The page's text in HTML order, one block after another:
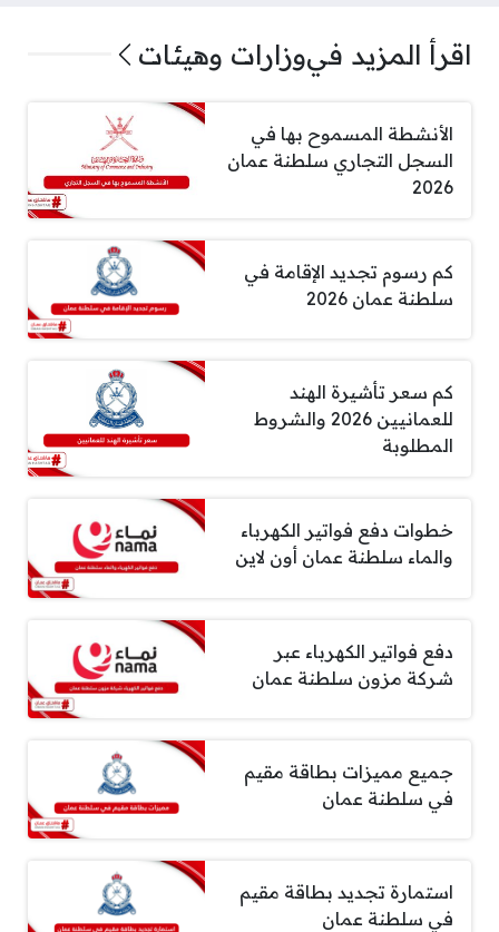
اقرأ المزيد فيوزارات وهيئات
الأنشطة المسموح بها في
السجل التجاري سلطنة عمان
2026
كم رسوم تجديد الإقامة في
سلطنة عمان 2026
كم سعر تأشيرة الهند
للعمانيين 2026 والشروط
المطلوبة
خطوات دفع فواتير الكهرباء
والماء سلطنة عمان أون لاين
دفع فواتير الكهرباء عبر
شركة مزون سلطنة عمان
جميع مميزات بطاقة مقيم
في سلطنة عمان
استمارة تجديد بطاقة مقيم
في سلطنة عمان